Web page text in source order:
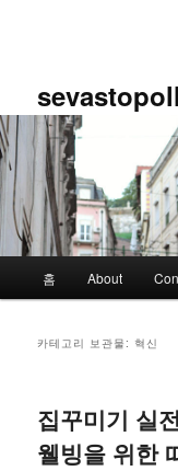
츠
로
뛰
어
넘
기
츠
로
뛰
어
넘
기
홈 About
카테고리 보관물: 혁신
집꾸미기 실
웰빙을 위한